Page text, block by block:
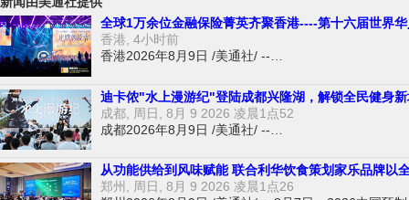
全球1万余位金融保险菁英齐聚香港----第十六届世界
香港, 4小时前
香港2026年8月9日 /美通社/ --…
迪卡侬"水上漫游纪"登陆成都兴隆湖，解锁全民健身
成都, 周日, 8月 9 2026 凌晨1点52
成都2026年8月9日 /美通社/ --…
从功能供给到风味赋能 联合利华饮食策划家乐品牌以
郑州, 周日, 8月 9 2026 凌晨1点26